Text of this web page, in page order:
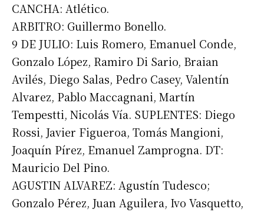
CANCHA: Atlético.
ARBITRO: Guillermo Bonello.
9 DE JULIO: Luis Romero, Emanuel Conde,
Gonzalo López, Ramiro Di Sario, Braian
Avilés, Diego Salas, Pedro Casey, Valentín
Alvarez, Pablo Maccagnani, Martín
Tempestti, Nicolás Vía. SUPLENTES: Diego
Rossi, Javier Figueroa, Tomás Mangioni,
Joaquín Pírez, Emanuel Zamprogna. DT:
Mauricio Del Pino.
AGUSTIN ALVAREZ: Agustín Tudesco;
Gonzalo Pérez, Juan Aguilera, Ivo Vasquetto,